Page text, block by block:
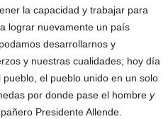
la capacidad y trabajar para
lograr nuevamente un país
desarrollarnos y
y nuestras cualidades; hoy día
el pueblo unido en un solo
por donde pase el hombre y
Presidente Allende.